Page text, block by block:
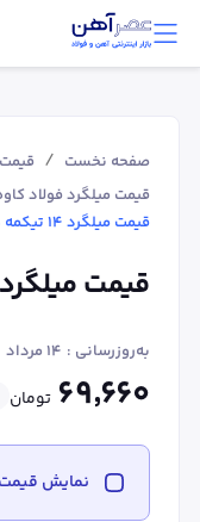
صفحه نخست /
قیمت میلگرد فولاد
قیمت میلگرد ۱۴ تیکمه داش
قیمت میلگرد ۱۴ تیکمه داش
به‌روزرسانی : ۱۴ مرداد
۶۹٬۶۶۰ تومان
نمایش